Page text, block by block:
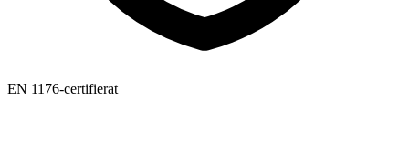
EN 1176-certifierat